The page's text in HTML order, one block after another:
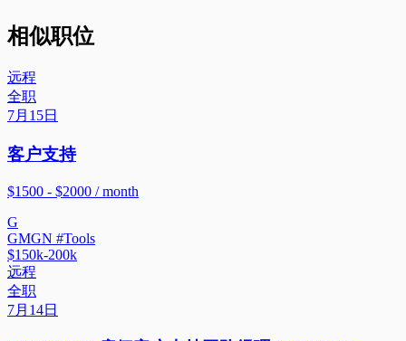
相似职位
远程
全职
7月15日
客户支持
$1500 - $2000 / month
G
GMGN #Tools
$150k-200k
远程
全职
7月14日